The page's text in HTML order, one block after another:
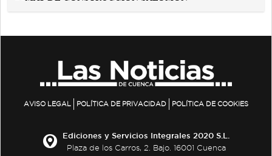
AVISO LEGAL POLÍTICA DE PRIVACIDAD POLÍTICA DE COOKIES
Ediciones y Servicios Integrales 2020 S.L.
Plaza de los Carros, 2. Bajo. 16001 Cuenca